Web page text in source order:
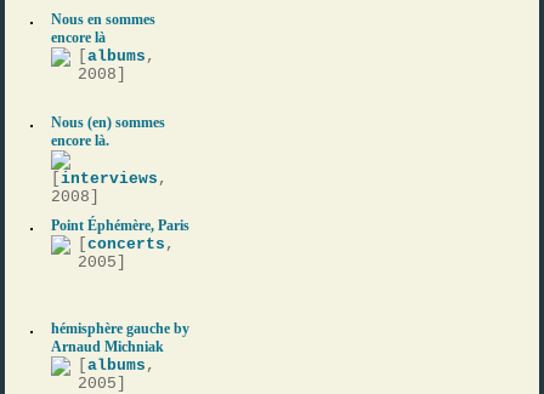
Nous en sommes
encore là
[albums ,
2008]
Nous (en) sommes
encore là.
[interviews ,
2008]
Point Éphémère, Paris
[concerts ,
2005]
hémisphère gauche by
Arnaud Michniak
[albums ,
2005]